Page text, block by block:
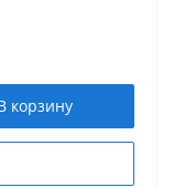
корзину